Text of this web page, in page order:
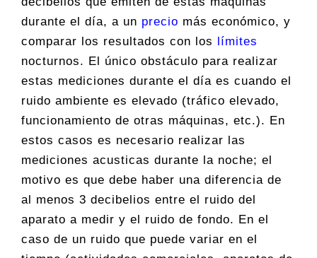
durante el día, a un precio más económico, y
comparar los resultados con los
límites
nocturnos. El único obstáculo para realizar
estas mediciones durante el día es cuando el
ruido ambiente es elevado (tráfico elevado,
funcionamiento de otras máquinas, etc.). En
estos casos es necesario realizar las
mediciones acusticas durante la noche; el
motivo es que debe haber una diferencia de
al menos 3 decibelios entre el ruido del
aparato a medir y el ruido de fondo. En el
caso de un ruido que puede variar en el